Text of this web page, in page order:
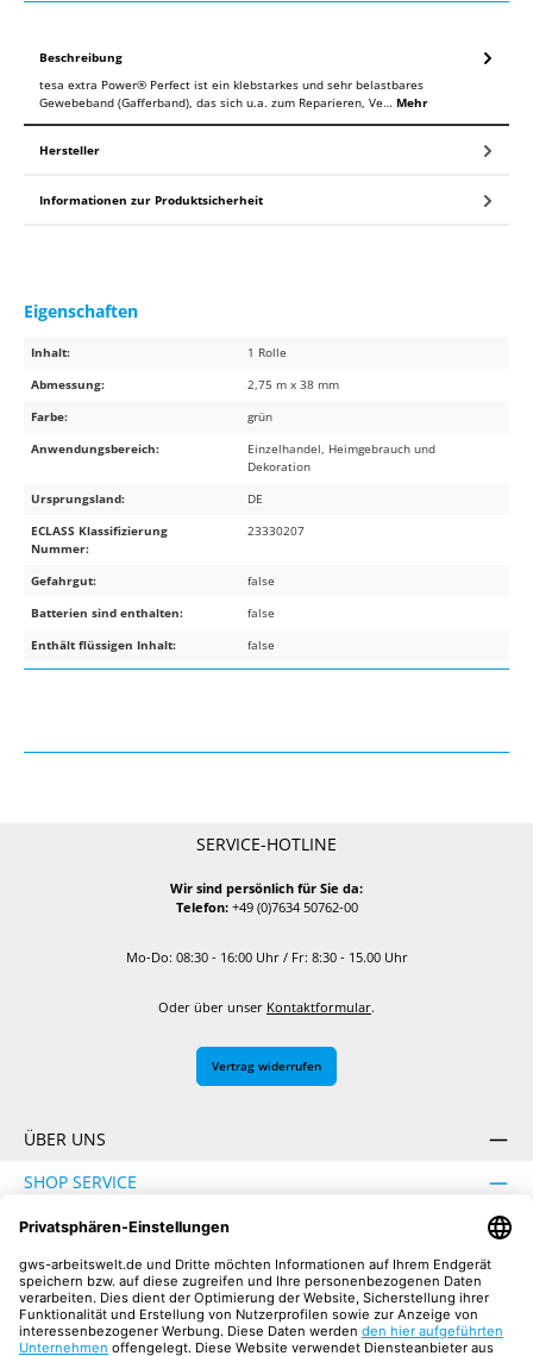
Beschreibung
tesa extra Power® Perfect ist ein klebstarkes und sehr belastbares
Gewebeband (Gafferband), das sich u.a. zum Reparieren, Ve… Mehr
Hersteller
Informationen zur Produktsicherheit
Eigenschaften
Inhalt:
1 Rolle
Abmessung:
2,75 m x 38 mm
Farbe:
grün
Anwendungsbereich:
Einzelhandel, Heimgebrauch und
Dekoration
Ursprungsland:
DE
ECLASS Klassifizierung
Nummer:
23330207
Gefahrgut:
false
Batterien sind enthalten:
false
Enthält flüssigen Inhalt:
false
SERVICE-HOTLINE
Wir sind persönlich für Sie da:
Telefon:+49 (0)7634 50762-00
Mo-Do: 08:30 - 16:00 Uhr / Fr: 8:30 - 15.00 Uhr
Oder über unser Kontaktformular.
Vertrag widerrufen
ÜBER UNS
SHOP SERVICE
INFORMATION
SICHER EINKAUFEN
UNSERE COMMUNITIES